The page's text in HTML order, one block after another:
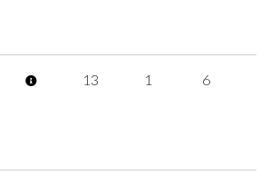
13 1 6